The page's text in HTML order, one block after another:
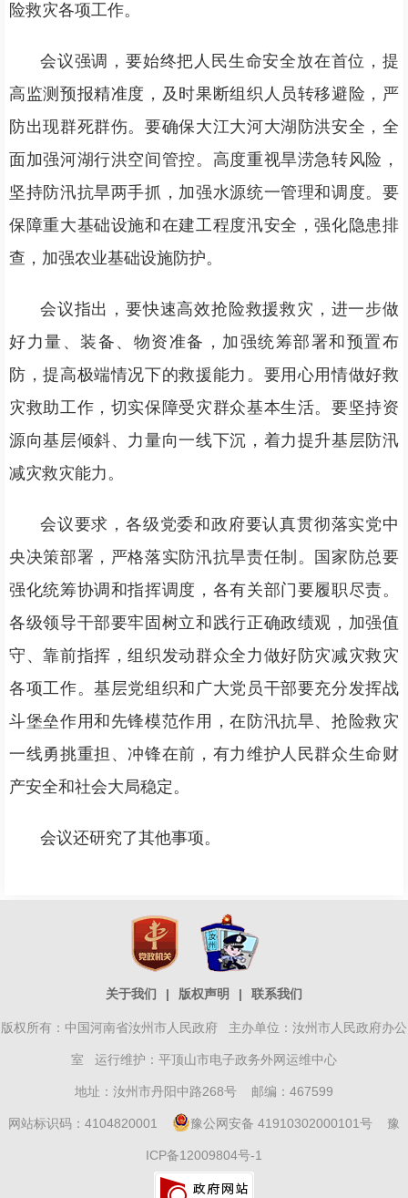
险救灾各项工作。
会议强调，要始终把人民生命安全放在首位，提
高监测预报精准度，及时果断组织人员转移避险，严
防出现群死群伤。要确保大江大河大湖防洪安全，全
面加强河湖行洪空间管控。高度重视旱涝急转风险，
坚持防汛抗旱两手抓，加强水源统一管理和调度。要
保障重大基础设施和在建工程度汛安全，强化隐患排
查，加强农业基础设施防护。
会议指出，要快速高效抢险救援救灾，进一步做
好力量、装备、物资准备，加强统筹部署和预置布
防，提高极端情况下的救援能力。要用心用情做好救
灾救助工作，切实保障受灾群众基本生活。要坚持资
源向基层倾斜、力量向一线下沉，着力提升基层防汛
减灾救灾能力。
会议要求，各级党委和政府要认真贯彻落实党中
央决策部署，严格落实防汛抗旱责任制。国家防总要
强化统筹协调和指挥调度，各有关部门要履职尽责。
各级领导干部要牢固树立和践行正确政绩观，加强值
守、靠前指挥，组织发动群众全力做好防灾减灾救灾
各项工作。基层党组织和广大党员干部要充分发挥战
斗堡垒作用和先锋模范作用，在防汛抗旱、抢险救灾
一线勇挑重担、冲锋在前，有力维护人民群众生命财
产安全和社会大局稳定。
会议还研究了其他事项。
关于我们 | 版权声明 | 联系我们
版权所有：中国河南省汝州市人民政府 主办单位：汝州市人民政府办公
室 运行维护：平顶山市电子政务外网运维中心
地址：汝州市丹阳中路268号 邮编：467599
网站标识码：4104820001 豫公网安备 41910302000101号 豫
ICP备12009804号-1